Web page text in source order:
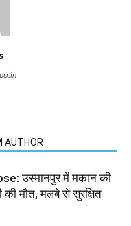
AUTHOR
उस्मानपुर में मकान की
की मौत, मलबे से सुरक्षित